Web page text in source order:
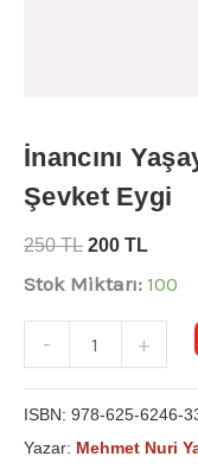
İnancını
Şevket Eygi
250TL 200 TL
Stok Miktarı: 100
- +
ISBN: 978-625-6246-
Yazar: Mehmet Nuri